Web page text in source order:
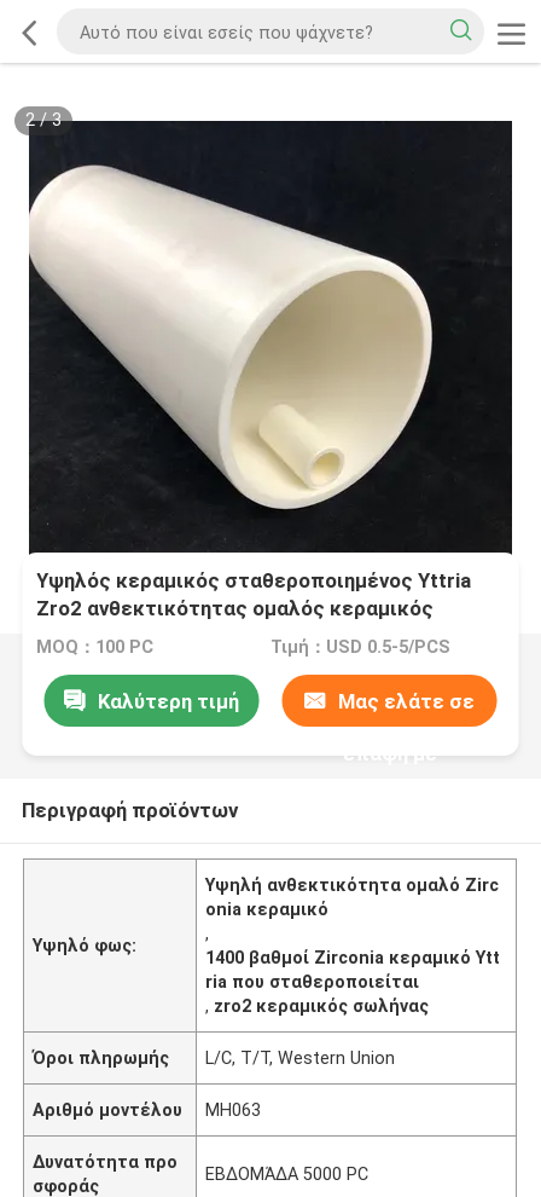
2/3
Υψηλός κεραμικός σταθεροποιημένος Yttria
Zro2 ανθεκτικότητας ομαλός κεραμικός
σωλήνας Zirconia
MOQ：100 PC Τιμή：USD 0.5-5/PCS
Καλύτερη τιμή Μας ελάτε σε
επαφή με
Περιγραφή προϊόντων
Υψηλό φως:
Υψηλή ανθεκτικότητα ομαλό Zirc
onia κεραμικό
,
1400 βαθμοί Zirconia κεραμικό Ytt
ria που σταθεροποιείται
, zro2 κεραμικός σωλήνας
Όροι πληρωμής L/C, T/T, Western Union
Αριθμό μοντέλου MH063
Δυνατότητα προ
σφοράς
ΕΒΔΟΜΆΔΑ 5000 PC